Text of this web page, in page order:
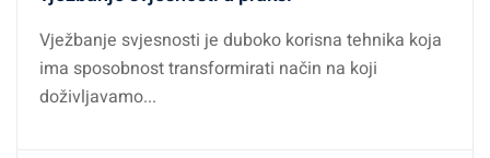
Vježbanje svjesnosti je duboko korisna tehnika koja
ima sposobnost transformirati način na koji
doživljavamo...